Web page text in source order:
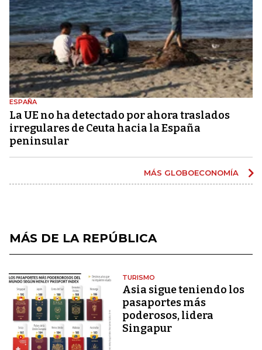
ESPAÑA
La UE no ha detectado por ahora traslados
irregulares de Ceuta hacia la España
peninsular
MÁS GLOBOECONOMÍA
MÁS DE LA REPÚBLICA
TURISMO
Asia sigue teniendo los
pasaportes más
poderosos, lidera
Singapur